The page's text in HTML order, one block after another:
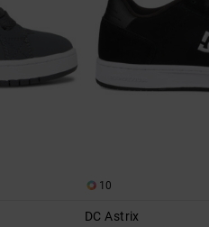
10
DC Astrix